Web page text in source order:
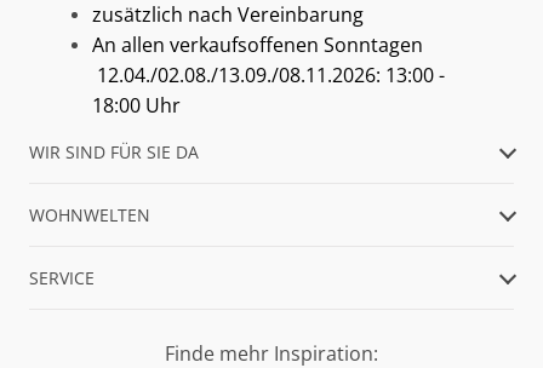
zusätzlich nach Vereinbarung
An allen verkaufsoffenen Sonntagen
12.04./02.08./13.09./08.11.2026: 13:00 -
18:00 Uhr
WIR SIND FÜR SIE DA
WOHNWELTEN
SERVICE
Finde mehr Inspiration: